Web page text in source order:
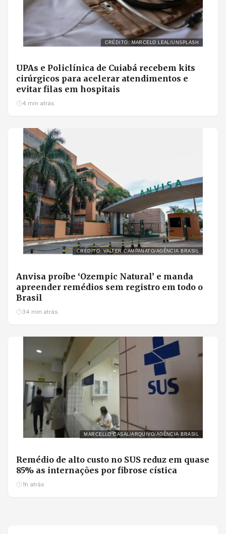
CRÉDITO: MARCELO LEAL/UNSPLASH
UPAs e Policlínica de Cuiabá recebem kits
cirúrgicos para acelerar atendimentos e
evitar filas em hospitais
4 min atrás
CRÉDITO: VALTER CAMPANATO/AGÊNCIA BRASIL
Anvisa proíbe ‘Ozempic Natural’ e manda
apreender remédios sem registro em todo o
Brasil
34 min atrás
MARCELLO CASAL/ARQUIVO/AGÊNCIA BRASIL
Remédio de alto custo no SUS reduz em quase
85% as internações por fibrose cística
1h atrás